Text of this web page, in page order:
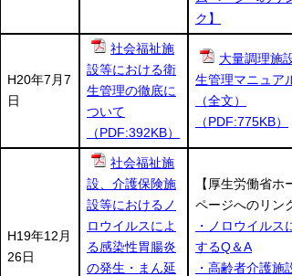
ク】
H20年7月7
日
社会福祉施
設等における衛
生管理の徹底に
ついて
（PDF:392KB）
大量調理施設
生管理マニュアル
（全文）
（PDF:775KB）
H19年12月
26日
社会福祉施
設、介護保険施
設等におけるノ
ロウイルスによ
る感染性胃腸炎
の発生・まん延
【厚生労働省ホ
ページへのリン
・ノロウイルス
するQ＆A
・高齢者介護施